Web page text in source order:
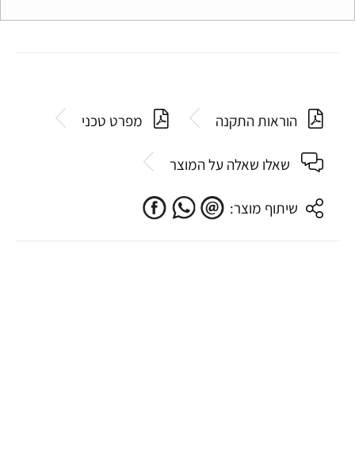
הוראות התקנה מפרט טכני
שאלו שאלה על המוצר
שיתוף מוצר: